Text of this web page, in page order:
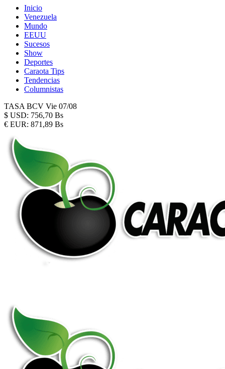
Inicio
Venezuela
Mundo
EEUU
Sucesos
Show
Deportes
Caraota Tips
Tendencias
Columnistas
TASA BCV Vie 07/08
$ USD: 756,70 Bs
€ EUR: 871,89 Bs